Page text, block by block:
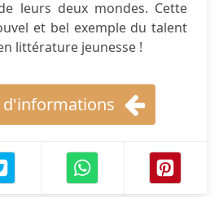
leurs deux mondes. Cette
et bel exemple du talent
littérature jeunesse !
d'informations